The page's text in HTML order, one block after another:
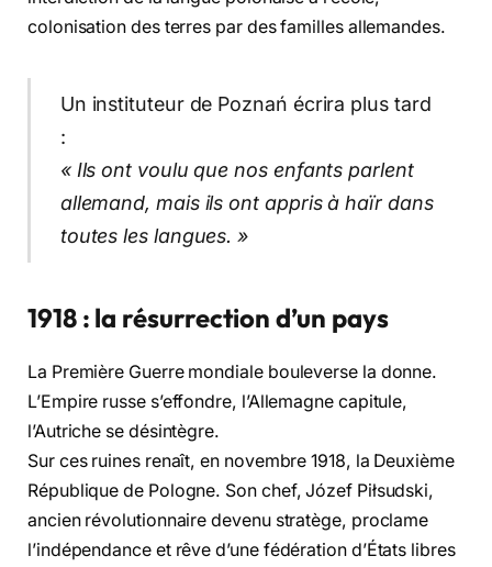
colonisation des terres par des familles allemandes.
Un instituteur de Poznań écrira plus tard
:
« Ils ont voulu que nos enfants parlent
allemand, mais ils ont appris à haïr dans
toutes les langues. »
1918 : la résurrection d’un pays
La Première Guerre mondiale bouleverse la donne.
L’Empire russe s’effondre, l’Allemagne capitule,
l’Autriche se désintègre.
Sur ces ruines renaît, en novembre 1918, la Deuxième
République de Pologne. Son chef, Józef Piłsudski,
ancien révolutionnaire devenu stratège, proclame
l’indépendance et rêve d’une fédération d’États libres